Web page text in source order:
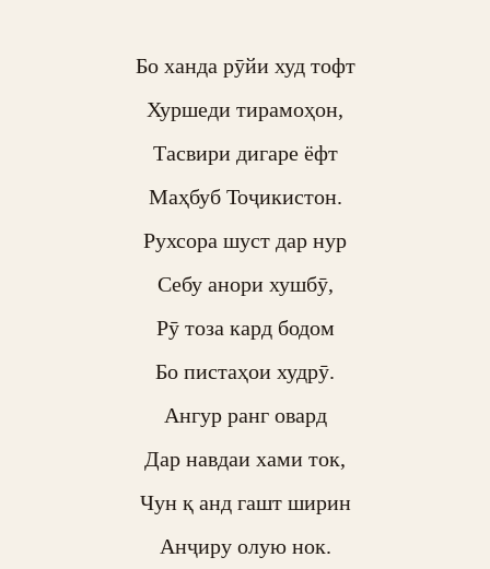
Бо ханда рӯйи худ тофт
Хуршеди тирамоҳон,
Тасвири дигаре ёфт
Маҳбуб Тоҷикистон.
Рухсора шуст дар нур
Себу анори хушбӯ,
Рӯ тоза кард бодом
Бо пистаҳои худрӯ.
Ангур ранг овард
Дар навдаи хами ток,
Чун қ анд гашт ширин
Анҷиру олую нок.